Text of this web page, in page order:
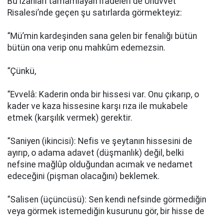
Risalesi’nde geçen şu satırlarda görmekteyiz:
“Mü’min kardeşinden sana gelen bir fenalığı bütün
bütün ona verip onu mahkûm edemezsin.
“Çünkü,
“Evvelâ: Kaderin onda bir hissesi var. Onu çıkarıp, o
kader ve kaza hissesine karşı rıza ile mukabele
etmek (karşılık vermek) gerektir.
“Saniyen (ikincisi): Nefis ve şeytanın hissesini de
ayırıp, o adama adavet (düşmanlık) değil, belki
nefsine mağlûp olduğundan acımak ve nedamet
edeceğini (pişman olacağını) beklemek.
“Salisen (üçüncüsü): Sen kendi nefsinde görmediğin
veya görmek istemediğin kusurunu gör, bir hisse de